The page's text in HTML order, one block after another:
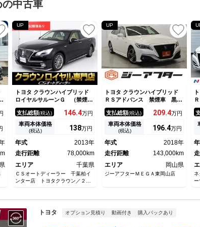
中古車
UP
トヨタ クラウンハイブリッド
ロイヤルサルーンＧ （禁煙
車）（後席ＶＩＰ仕様）（本
革）（フルエアロ）（１７イン
チＡＷ）（ＨＤＤマルチナビ）
（クリアランスソナー）（オー
（シートヒーター）（シートメ
モリー）（レギュラーガソリ
支払総額(税込) 146.4万円
車両本体価格
(税込) 138万円
年式
2013年
走行距離
78,000km
エリア
千葉県
ＣＳオートディーラー 千葉柏イ
ンター店 トヨタクラウン／２１
系マジェスタ／２０系アスリート
中古車専門店
UP
トヨタ クラウンハイブリッド
ＲＳアドバンス 禁煙車 黒レ
ザーシート １００ｖ電源 純
正デュアルディスプレイナビ
フルセグ バックカメラ アダ
プティブクルーズコントロー
ール ＬＥＤヘッドライト パ
ドルシフト ＢＳＭ
支払総額(税込) 209.4万円
車両本体価格
(税込) 196.4万円
年式
2018年
走行距離
143,000km
エリア
岡山県
ジーアフターＭＥＧＡ東岡山店
ネ
トヨタ オプション見積り 動画付き 購入パックあり